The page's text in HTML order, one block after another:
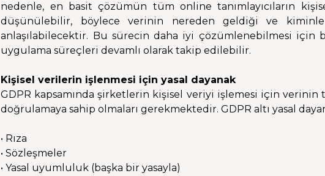
nedenle, en basit çözümün tüm online tanımlayıcıların
düşünülebilir, böylece verinin nereden geldiği ve kiminle
anlaşılabilecektir. Bu sürecin daha iyi çözümlenebilmesi
uygulama süreçleri devamlı olarak takip edilebilir.
Kişisel verilerin işlenmesi için yasal dayanak
GDPR kapsamında şirketlerin kişisel veriyi işlemesi için verinin
doğrulamaya sahip olmaları gerekmektedir. GDPR altı yasal
• Rıza
• Sözleşmeler
• Yasal uyumluluk (başka bir yasayla)